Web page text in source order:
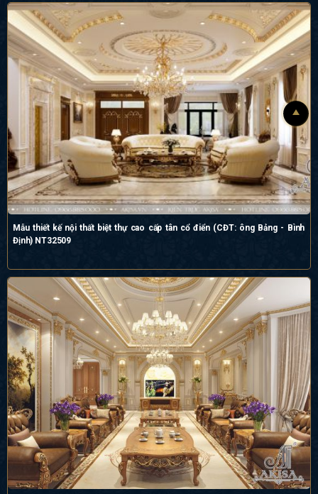
Mẫu thiết kế nội thất biệt thự cao cấp tân cổ điển (CĐT: ông Bảng - Bình
Định) NT32509